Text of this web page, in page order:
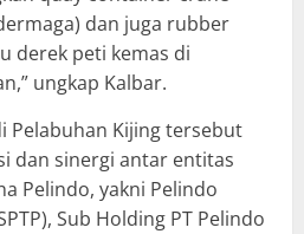
dan juga rubber
derek peti kemas di
ungkap Kalbar.
Pelabuhan Kijing tersebut
dan sinergi antar entitas
Pelindo, yakni Pelindo
Sub Holding PT Pelindo